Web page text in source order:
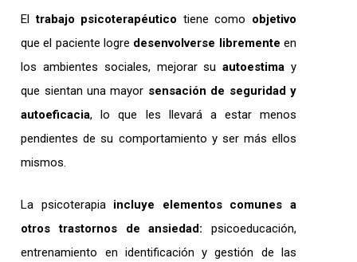
Eltrabajo psicoterapéutico tiene como objetivo
que el paciente logre desenvolverse libremente en
los ambientes sociales, mejorar suautoestima y
que sientan una mayor sensación de seguridad y
autoeficacia, lo que les llevará a estar menos
pendientes de su comportamiento y ser más ellos
mismos.
La psicoterapia incluye elementos comunes a
otros trastornos de ansiedad: psicoeducación,
entrenamiento en identificación y gestión de las